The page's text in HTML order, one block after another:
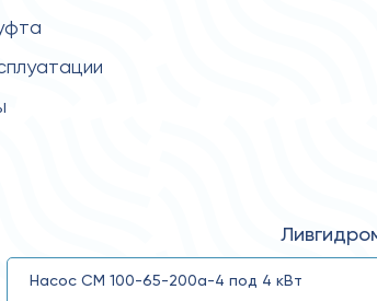
Насос СМ 100-65-200а-4 под 4 кВт